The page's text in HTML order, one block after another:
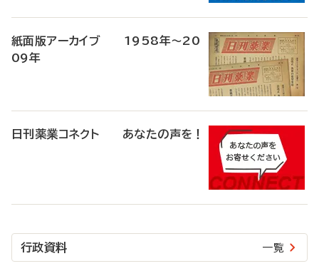
紙面版アーカイブ 1958年～20
09年
日刊薬業コネクト あなたの声を！
行政資料 一覧